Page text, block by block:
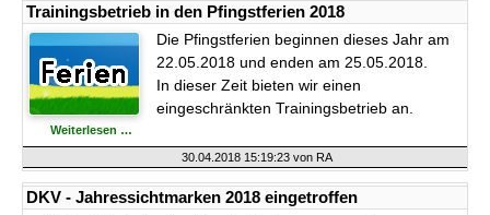
Trainingsbetrieb in den Pfingstferien 2018
Die Pfingstferien beginnen dieses Jahr am
22.05.2018 und enden am 25.05.2018.
In dieser Zeit bieten wir einen
eingeschränkten Trainingsbetrieb an.
Weiterlesen …
den
Pfingstferien
30.04.2018 15:19:23 von RA
DKV - Jahressichtmarken 2018 eingetroffen